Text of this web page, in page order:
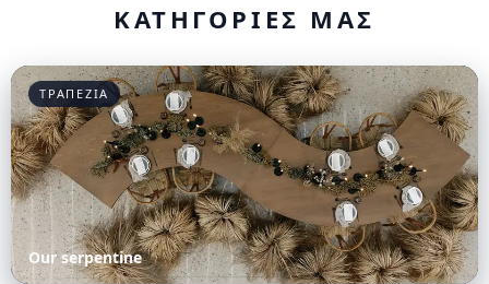
ΚΑΤΗΓΟΡΙΕΣ ΜΑΣ
ΤΡΑΠΕΖΙΑ
Our serpentine